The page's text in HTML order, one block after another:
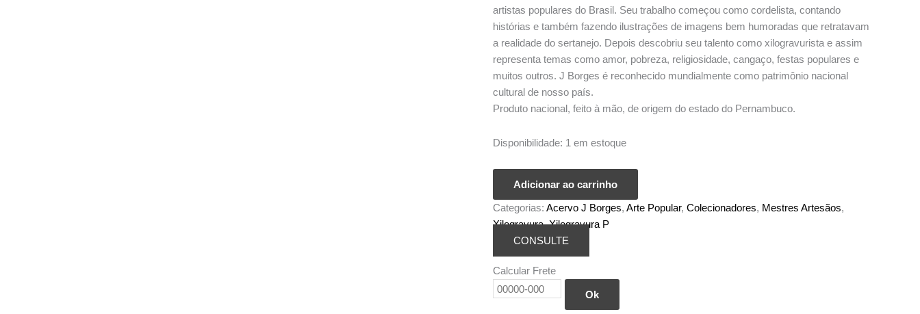
artistas populares do Brasil. Seu trabalho começou como cordelista, contando
histórias e também fazendo ilustrações de imagens bem humoradas que retratavam
a realidade do sertanejo. Depois descobriu seu talento como xilogravurista e assim
representa temas como amor, pobreza, religiosidade, cangaço, festas populares e
muitos outros. J Borges é reconhecido mundialmente como patrimônio nacional
cultural de nosso país.
Produto nacional, feito à mão, de origem do estado do Pernambuco.
Disponibilidade: 1 em estoque
J
Borges
-
Lavandeira
quantidade
Adicionar ao carrinho
Categorias: Acervo J Borges, Arte Popular, Colecionadores, Mestres Artesãos,
Xilogravura,Xilogravura P
CONSULTE
Calcular Frete
Ok